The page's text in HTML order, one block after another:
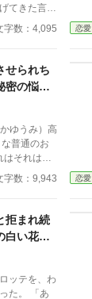
てきた言葉
約を終わら
ょう。
字数：4,095 恋愛
せられち
密の悩み
普通のお
はそれはも
ナーを上げ
字数：9,943 恋愛
拒まれ続
白い花
ッテを、わ
た。 「あ